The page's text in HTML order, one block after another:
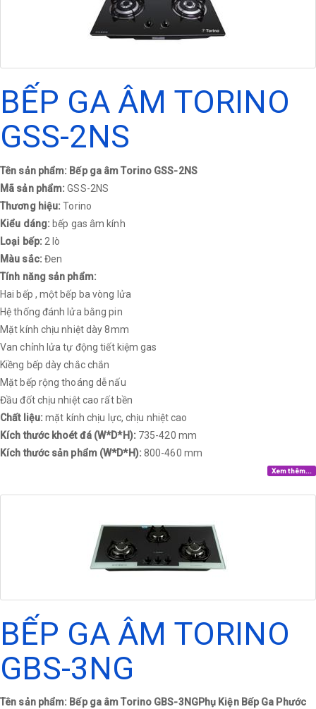
BẾP GA ÂM TORINO
GSS-2NS
Tên sản phẩm: Bếp ga âm Torino GSS-2NS
Mã sản phẩm: GSS-2NS
Thương hiệu: Torino
Kiểu dáng: bếp gas âm kính
Loại bếp: 2 lò
Màu sắc: Đen
Tính năng sản phẩm:
Hai bếp , một bếp ba vòng lửa
Hệ thống đánh lửa bằng pin
Mặt kính chịu nhiệt dày 8mm
Van chỉnh lửa tự động tiết kiệm gas
Kiềng bếp dày chắc chắn
Mặt bếp rộng thoáng dễ nấu
Đầu đốt chịu nhiệt cao rất bền
Chất liệu: mặt kính chịu lực, chịu nhiệt cao
Kích thước khoét đá (W*D*H): 735-420 mm
Kích thước sản phẩm (W*D*H): 800-460 mm
Xem thêm...
BẾP GA ÂM TORINO
GBS-3NG
Tên sản phẩm: Bếp ga âm Torino GBS-3NGPhụ Kiện Bếp Ga Phước